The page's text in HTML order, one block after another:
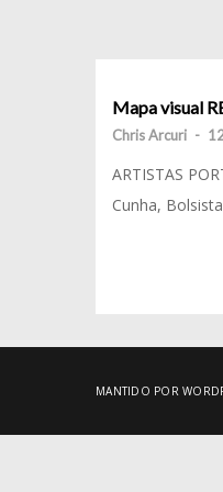
Mapa visual
Chris Arcuri -
ARTISTAS
Cunha,
MANTIDO POR